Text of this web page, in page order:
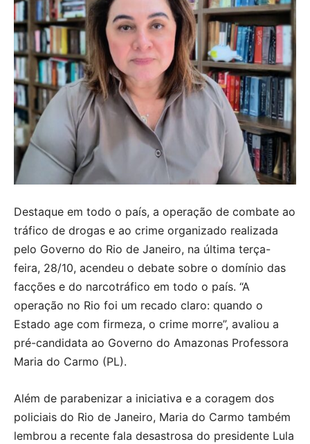
Destaque em todo o país, a operação de combate ao
tráfico de drogas e ao crime organizado realizada
pelo Governo do Rio de Janeiro, na última terça-
feira, 28/10, acendeu o debate sobre o domínio das
facções e do narcotráfico em todo o país. “A
operação no Rio foi um recado claro: quando o
Estado age com firmeza, o crime morre”, avaliou a
pré-candidata ao Governo do Amazonas Professora
Maria do Carmo (PL).
Além de parabenizar a iniciativa e a coragem dos
policiais do Rio de Janeiro, Maria do Carmo também
lembrou a recente fala desastrosa do presidente Lula